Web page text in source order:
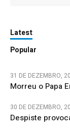
Latest
Popular
31 DE DEZEMBRO,
Morreu o Papa
30 DE DEZEMBRO,
Despiste